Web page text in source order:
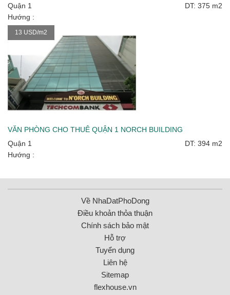
Quận 1
DT: 375 m2
Hướng :
13 USD/m2
VĂN PHÒNG CHO THUÊ QUẬN 1 NORCH BUILDING
Quận 1
DT: 394 m2
Hướng :
Về NhaDatPhoDong
Điều khoản thỏa thuận
Chính sách bảo mật
Hỗ trợ
Tuyển dụng
Liên hệ
Sitemap
flexhouse.vn